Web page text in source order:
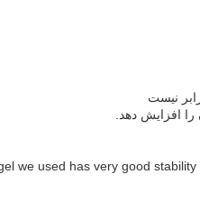
we used has very good stability.